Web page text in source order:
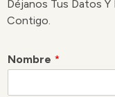
Déjanos Tus Datos
Contigo.
Nombre *